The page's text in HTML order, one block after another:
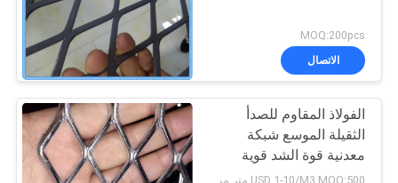
MOQ:200pcs
الاتصال
الفولاذ المقاوم للصدأ
الثقيلة الموسع شبكة
معدنية قوة الشد قوية